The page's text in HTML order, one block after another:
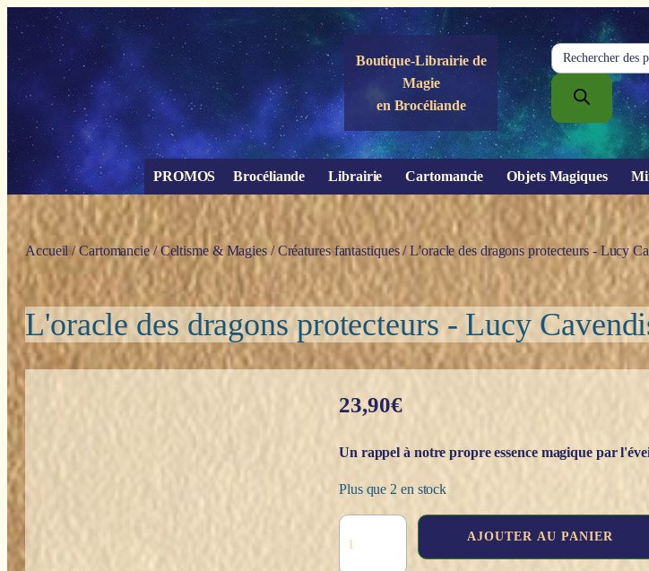
Panneau de gestion des cookies
Boutique-Librairie de
Magie
en Brocéliande
Recherche
de
produits
PROMOS Brocéliande Librairie Cartomancie Objets Magiques
Accueil /Cartomancie/Celtisme & Magies/Créatures fantastiques/ L'oracle des dragons protecteurs - Lucy
L'oracle des dragons protecteurs - Lucy
23,90€
Un rappel à notre propre essence magique par
Plus que 2 en stock
AJOUTER AU PANIER